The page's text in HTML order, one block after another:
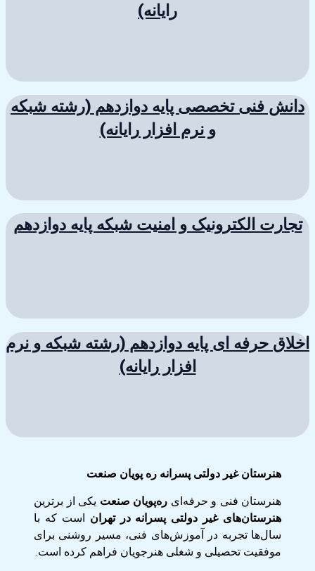
رایانه)
دانش فنی تخصصی پایه دوازدهم (رشته شبکه
و نرم افزار رایانه)
تجارت الکترونیک و امنیت شبکه پایه دوازدهم
اخلاق حرفه ای پایه دوازدهم (رشته شبکه و نرم
افزار رایانه)
هنرستان غیر دولتی پسرانه ره پویان صنعت
هنرستان فنی و حرفه‌ای ره‌پویان صنعت یکی از برترین
هنرستان‌های غیر دولتی پسرانه در تهران است که با
سال‌ها تجربه در آموزش‌های فنی، مسیر روشنی برای
موفقیت تحصیلی و شغلی هنرجویان فراهم کرده است.